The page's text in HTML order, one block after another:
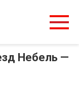
Небель —